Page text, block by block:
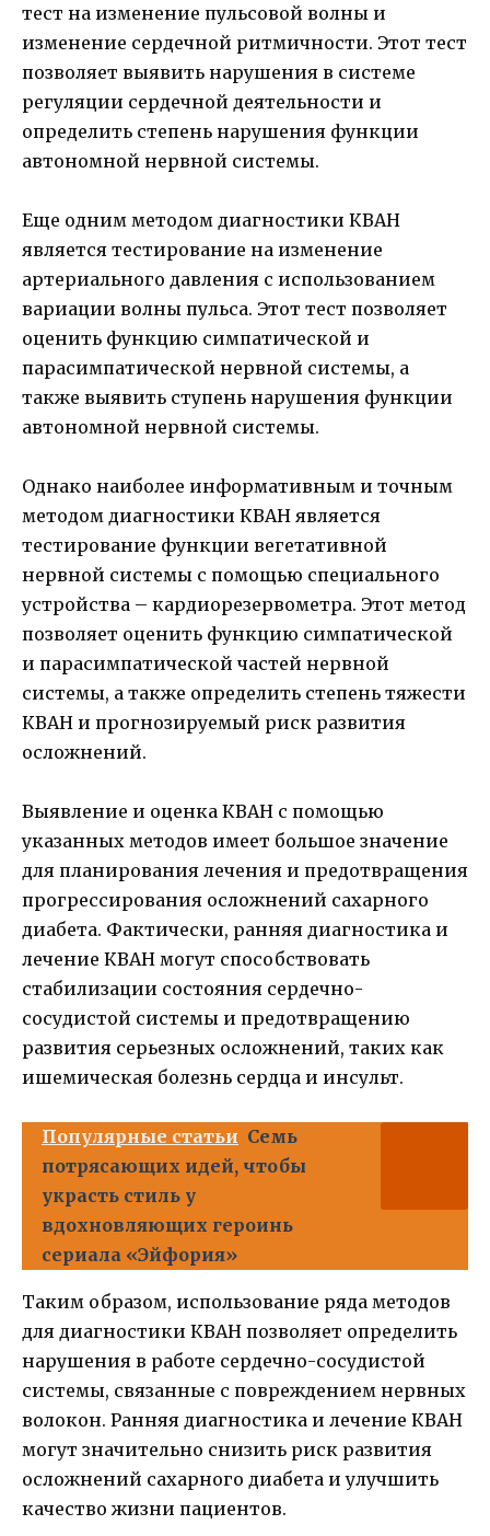
тест на изменение пульсовой волны и
изменение сердечной ритмичности. Этот тест
позволяет выявить нарушения в системе
регуляции сердечной деятельности и
определить степень нарушения функции
автономной нервной системы.
Еще одним методом диагностики КВАН
является тестирование на изменение
артериального давления с использованием
вариации волны пульса. Этот тест позволяет
оценить функцию симпатической и
парасимпатической нервной системы, а
также выявить ступень нарушения функции
автономной нервной системы.
Однако наиболее информативным и точным
методом диагностики КВАН является
тестирование функции вегетативной
нервной системы с помощью специального
устройства – кардиорезервометра. Этот метод
позволяет оценить функцию симпатической
и парасимпатической частей нервной
системы, а также определить степень тяжести
КВАН и прогнозируемый риск развития
осложнений.
Выявление и оценка КВАН с помощью
указанных методов имеет большое значение
для планирования лечения и предотвращения
прогрессирования осложнений сахарного
диабета. Фактически, ранняя диагностика и
лечение КВАН могут способствовать
стабилизации состояния сердечно-
сосудистой системы и предотвращению
развития серьезных осложнений, таких как
ишемическая болезнь сердца и инсульт.
Популярные статьи Семь
потрясающих идей, чтобы
украсть стиль у
вдохновляющих героинь
сериала «Эйфория»
Таким образом, использование ряда методов
для диагностики КВАН позволяет определить
нарушения в работе сердечно-сосудистой
системы, связанные с повреждением нервных
волокон. Ранняя диагностика и лечение КВАН
могут значительно снизить риск развития
осложнений сахарного диабета и улучшить
качество жизни пациентов.